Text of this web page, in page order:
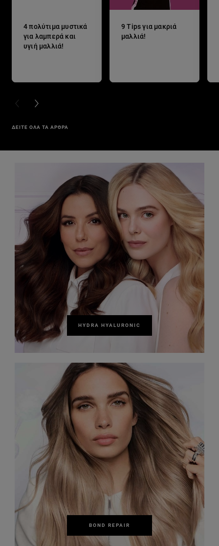
4 πολύτιμα μυστικά
για λαμπερά και
υγιή μαλλιά!
9 Tips για μακριά
μαλλιά!
PREVIOUS CARD
NEXT CARD
ΔΕΙΤΕ ΟΛΑ ΤΑ ΑΡΘΡΑ
HYDRA HYALURONIC
BOND REPAIR